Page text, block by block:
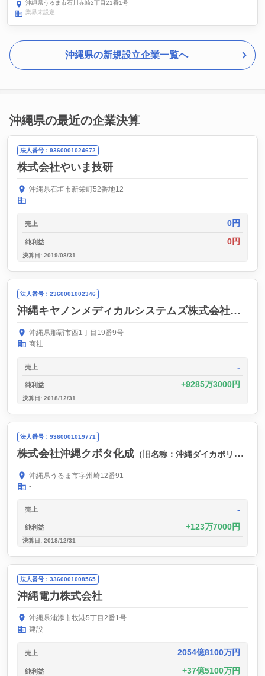
沖縄県うるま市石川赤崎2丁目21番1号
業界未設定
沖縄県の新規設立企業一覧へ
沖縄県の最近の企業決算
法人番号：9360001024672
株式会社やいま技研
沖縄県石垣市新栄町52番地12
-
売上 0円
純利益 0円
決算日: 2019/08/31
法人番号：2360001002346
沖縄キヤノンメディカルシステムズ株式会社
（旧名
沖縄県那覇市西1丁目19番9号
商社
売上 -
純利益 9285万3000円
決算日: 2018/12/31
法人番号：9360001019771
株式会社沖縄クボタ化成 （旧名称：沖縄ダイカポリマー株式会社）
沖縄県うるま市字州崎12番91
-
売上 -
純利益 123万7000円
決算日: 2018/12/31
法人番号：3360001008565
沖縄電力株式会社
沖縄県浦添市牧港5丁目2番1号
建設
売上 2054億8100万円
純利益 37億5100万円